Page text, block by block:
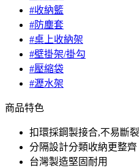
#收納籃
#防塵套
#桌上收納架
#壁掛架/掛勾
#壓縮袋
#瀝水架
商品特色
扣環採鋼製接合,不易斷裂
分隔設計分類收納更整齊
台灣製造堅固耐用